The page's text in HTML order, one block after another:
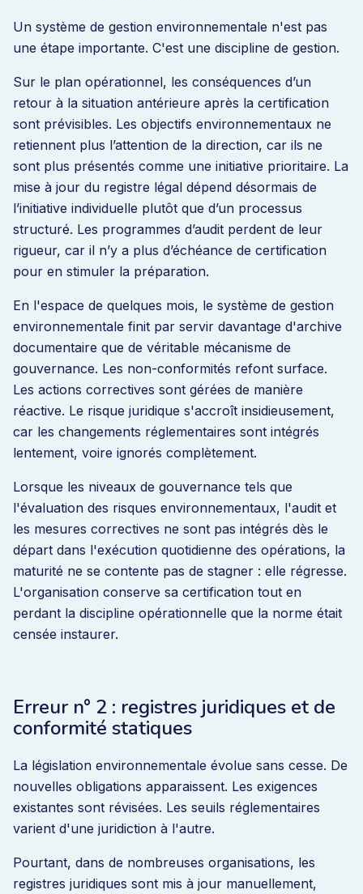
Un système de gestion environnementale n'est pas
une étape importante. C'est une discipline de gestion.
Sur le plan opérationnel, les conséquences d’un
retour à la situation antérieure après la certification
sont prévisibles. Les objectifs environnementaux ne
retiennent plus l’attention de la direction, car ils ne
sont plus présentés comme une initiative prioritaire. La
mise à jour du registre légal dépend désormais de
l’initiative individuelle plutôt que d’un processus
structuré. Les programmes d’audit perdent de leur
rigueur, car il n’y a plus d’échéance de certification
pour en stimuler la préparation.
En l'espace de quelques mois, le système de gestion
environnementale finit par servir davantage d'archive
documentaire que de véritable mécanisme de
gouvernance. Les non-conformités refont surface.
Les actions correctives sont gérées de manière
réactive. Le risque juridique s'accroît insidieusement,
car les changements réglementaires sont intégrés
lentement, voire ignorés complètement.
Lorsque les niveaux de gouvernance tels que
l'évaluation des risques environnementaux, l'audit et
les mesures correctives ne sont pas intégrés dès le
départ dans l'exécution quotidienne des opérations, la
maturité ne se contente pas de stagner : elle régresse.
L'organisation conserve sa certification tout en
perdant la discipline opérationnelle que la norme était
censée instaurer.
Erreur n° 2 : registres juridiques et de
conformité statiques
La législation environnementale évolue sans cesse. De
nouvelles obligations apparaissent. Les exigences
existantes sont révisées. Les seuils réglementaires
varient d'une juridiction à l'autre.
Pourtant, dans de nombreuses organisations, les
registres juridiques sont mis à jour manuellement,